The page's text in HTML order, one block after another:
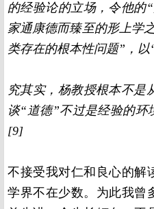
的经验论的立场，令他的
家通康德而臻至的形上学
类存在的根本性问题”，
究其实，杨教授根本不是
谈“道德”不过是经验的环
[9]
不接受我对仁和良心的解
学界不在少数。为此我曾